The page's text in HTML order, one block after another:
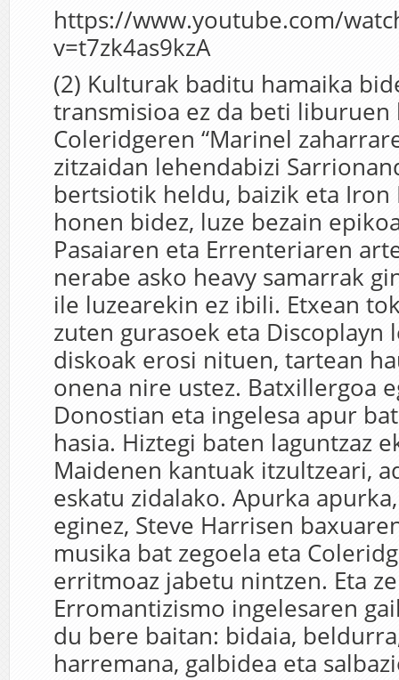
https://www.youtube.com/
v=t7zk4as9kzA
(2) Kulturak baditu hamaika
transmisioa ez da beti liburuen
Coleridgeren “Marinel
zitzaidan lehendabizi
bertsiotik heldu, baizik eta
honen bidez, luze bezain
Pasaiaren eta Errenteriaren
nerabe asko heavy samarrak
ile luzearekin ez ibili. Etxean
zuten gurasoek eta Discoplayn
diskoak erosi nituen, tartean
onena nire ustez. Batxillergoa
Donostian eta ingelesa apur
hasia. Hiztegi baten laguntzaz
Maidenen kantuak itzultzeari,
eskatu zidalako. Apurka
eginez, Steve Harrisen
musika bat zegoela eta
erritmoaz jabetu nintzen. Eta
Erromantizismo ingelesaren
du bere baitan: bidaia,
harremana, galbidea eta